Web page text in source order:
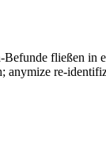
fließen in
re-